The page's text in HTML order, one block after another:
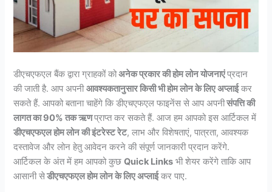
डीएचएफएल बैंक द्वारा ग्राहकों कोअनेक प्रकार की होम लोन योजनाएंप्रदान
की जाती है. आप अपनीआवश्यकतानुसार किसी भी होम लोन के लिए अप्लाईकर
सकते हैं. आपको बताना चाहेंगे कि डीएचएफएल फाइनेंस से आप अपनीसंपत्ति की
लागत का 90% तक ऋणप्राप्त कर सकते हैं. आज हम आपको इस आर्टिकल में
डीएचएफएल होम लोन की इंटरेस्ट रेट, लाभ और विशेषताएं, पात्रता, आवश्यक
दस्तावेज और लोन हेतु आवेदन करने की संपूर्ण जानकारी प्रदान करेंगे.
आर्टिकल के अंत में हम आपको कुछQuick Links भी शेयर करेंगे ताकि आप
आसानी सेडीएचएफएल होम लोन के लिए अप्लाईकर पाए.